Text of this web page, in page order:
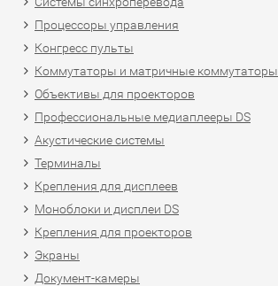
Процессоры управления
Конгресс пульты
Коммутаторы и матричные коммутаторы
Объективы для проекторов
Профессиональные медиаплееры DS
Акустические системы
Терминалы
Крепления для дисплеев
Моноблоки и дисплеи DS
Крепления для проекторов
Экраны
Документ-камеры